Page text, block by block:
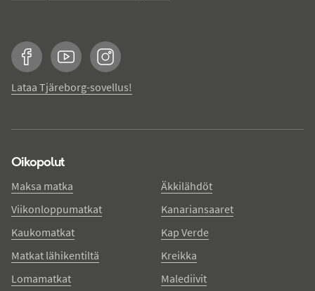
FacebookYouTubeInstagram
Lataa Tjäreborg-sovellus!
Oikopolut
Maksa matka
Viikonloppumatkat
Kaukomatkat
Matkat lähikentiltä
Lomamatkat
Äkkilähdöt
Kanariansaaret
Kap Verde
Kreikka
Malediivit